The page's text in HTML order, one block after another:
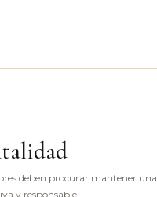
deben procurar mantener una
y responsable.